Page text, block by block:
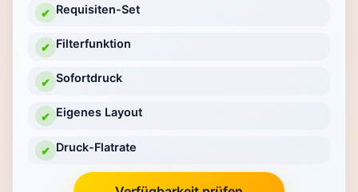
✔ Requisiten-Set
✔ Filterfunktion
✔ Sofortdruck
✔ Eigenes Layout
✔ Druck-Flatrate